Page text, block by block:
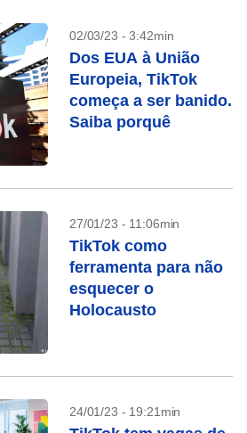
02/03/23 - 3:42min
Dos EUA à União
Europeia, TikTok
começa a ser banido.
Saiba porquê
27/01/23 - 11:06min
TikTok como
ferramenta para não
esquecer o
Holocausto
24/01/23 - 19:21min